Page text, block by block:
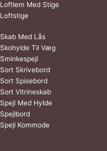
Loftlem Med Stige
Loftstige
Skab Med Lås
Skohylde Til Væg
Sminkespejl
Sort Skrivebord
Sort Spisebord
Sort Vitrineskab
Spejl Med Hylde
Spejlbord
Spejl Kommode